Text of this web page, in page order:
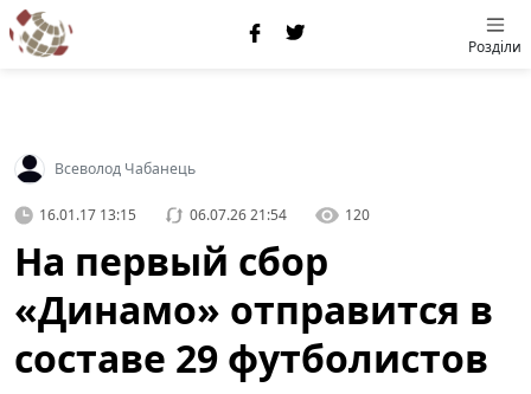
Розділи
Всеволод Чабанець
16.01.17 13:15 06.07.26 21:54 120
На первый сбор
«Динамо» отправится в
составе 29 футболистов